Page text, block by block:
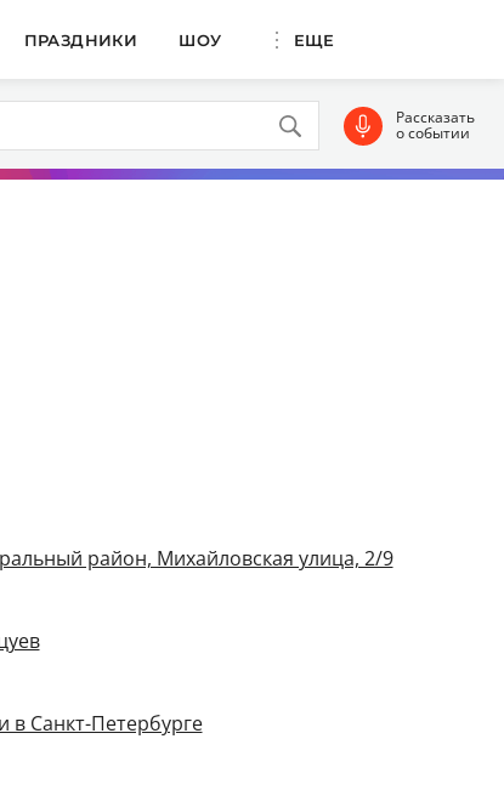
ПРАЗДНИКИ ШОУ ЕЩЕ
Рассказать
о событии
район, Михайловская улица, 2/9
в Санкт-Петербурге